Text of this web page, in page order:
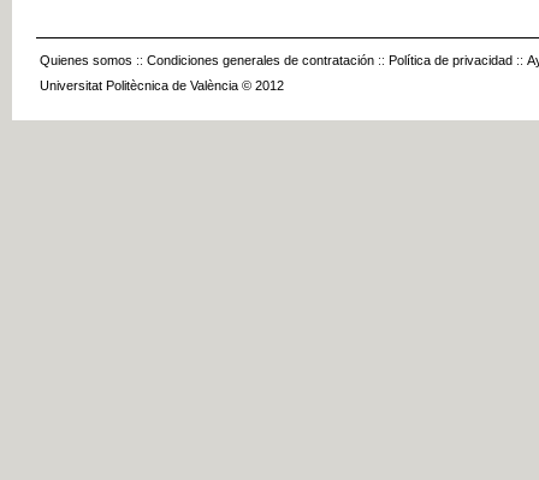
Quienes somos :: Condiciones generales de contratación :: Política de privacidad ::
Universitat Politècnica de València © 2012